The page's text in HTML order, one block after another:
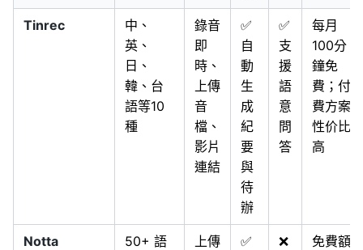
Tinrec
中、
英、
日、
韓、台
語等10
種
錄音
即
時、
上傳
音
檔、
影片
連結
✅
自
動
生
成
紀
要
與
待
辦
✅
支
援
語
意
問
答
每月
100分
鐘免
費；付
費方案
性价比
高
Notta
50+ 語
上傳
✅
❌
免費額